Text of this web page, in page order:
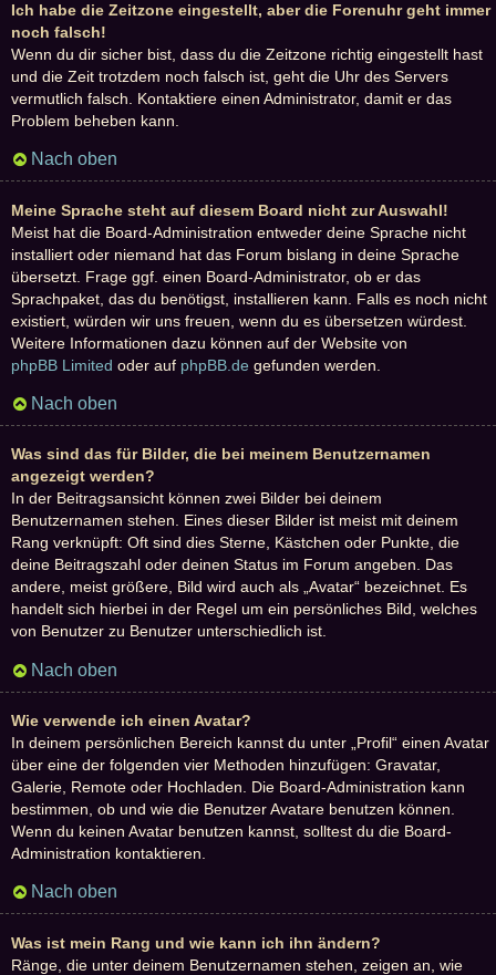
Ich habe die Zeitzone eingestellt, aber die Forenuhr geht immer
noch falsch!
Wenn du dir sicher bist, dass du die Zeitzone richtig eingestellt hast
und die Zeit trotzdem noch falsch ist, geht die Uhr des Servers
vermutlich falsch. Kontaktiere einen Administrator, damit er das
Problem beheben kann.
Nach oben
Meine Sprache steht auf diesem Board nicht zur Auswahl!
Meist hat die Board-Administration entweder deine Sprache nicht
installiert oder niemand hat das Forum bislang in deine Sprache
übersetzt. Frage ggf. einen Board-Administrator, ob er das
Sprachpaket, das du benötigst, installieren kann. Falls es noch nicht
existiert, würden wir uns freuen, wenn du es übersetzen würdest.
Weitere Informationen dazu können auf der Website von
phpBB Limited oder auf phpBB.de gefunden werden.
Nach oben
Was sind das für Bilder, die bei meinem Benutzernamen
angezeigt werden?
In der Beitragsansicht können zwei Bilder bei deinem
Benutzernamen stehen. Eines dieser Bilder ist meist mit deinem
Rang verknüpft: Oft sind dies Sterne, Kästchen oder Punkte, die
deine Beitragszahl oder deinen Status im Forum angeben. Das
andere, meist größere, Bild wird auch als „Avatar“ bezeichnet. Es
handelt sich hierbei in der Regel um ein persönliches Bild, welches
von Benutzer zu Benutzer unterschiedlich ist.
Nach oben
Wie verwende ich einen Avatar?
In deinem persönlichen Bereich kannst du unter „Profil“ einen Avatar
über eine der folgenden vier Methoden hinzufügen: Gravatar,
Galerie, Remote oder Hochladen. Die Board-Administration kann
bestimmen, ob und wie die Benutzer Avatare benutzen können.
Wenn du keinen Avatar benutzen kannst, solltest du die Board-
Administration kontaktieren.
Nach oben
Was ist mein Rang und wie kann ich ihn ändern?
Ränge, die unter deinem Benutzernamen stehen, zeigen an, wie